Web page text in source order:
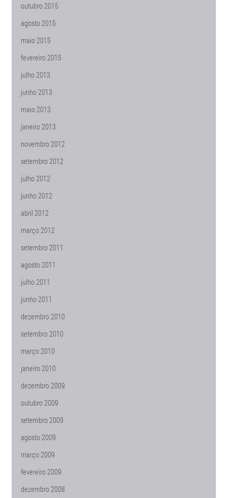
outubro 2015
agosto 2015
maio 2015
fevereiro 2015
julho 2013
junho 2013
maio 2013
janeiro 2013
novembro 2012
setembro 2012
julho 2012
junho 2012
abril 2012
março 2012
setembro 2011
agosto 2011
julho 2011
junho 2011
dezembro 2010
setembro 2010
março 2010
janeiro 2010
dezembro 2009
outubro 2009
setembro 2009
agosto 2009
março 2009
fevereiro 2009
dezembro 2008